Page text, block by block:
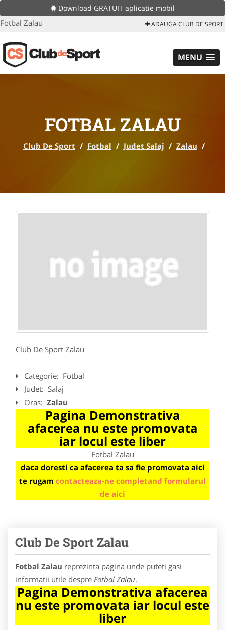
Download GRATUIT aplicatie mobil
Fotbal Zalau ADAUGA CLUB DE SPORT
MENU
FOTBAL ZALAU
Club De Sport / Fotbal / Judet Salaj / Zalau /
Club De Sport Zalau
Categorie: Fotbal
Judet: Salaj
Oras: Zalau
Pagina Demonstrativa
afacerea nu este promovata
iar locul este liber
Fotbal Zalau
daca doresti ca afacerea ta sa fie promovata aici
te rugam contacteaza-ne completand formularul
de aici
Club De Sport Zalau
Fotbal Zalau reprezinta pagina unde puteti gasi
informatii utile despre Fotbal Zalau.
Pagina Demonstrativa afacerea
nu este promovata iar locul este
liber